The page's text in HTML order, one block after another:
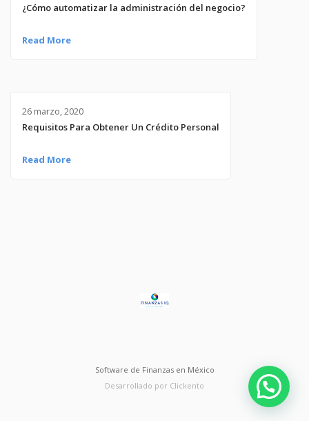
¿Cómo automatizar la administración del negocio?
Read More
26 marzo, 2020
Requisitos Para Obtener Un Crédito Personal
Read More
Software de Finanzas en México
Desarrollado por Clickento